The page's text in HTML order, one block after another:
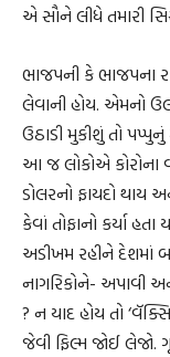
એ સૌને લીધે તમારી
ભાજપની કે ભાજપના
લેવાની હોય. એમનો
ઉઠાડી મુકીશું તો
આ જ લોકોએ કોરોના
ડોલરનો ફાયદો થાય
કેવાં તોફાનો કર્યા
અડીખમ રહીને દેશમાં
નાગરિકોને- અપાવી
? ન યાદ હોય તો
જેવી ફિલ્મ જોઈ લેજો.